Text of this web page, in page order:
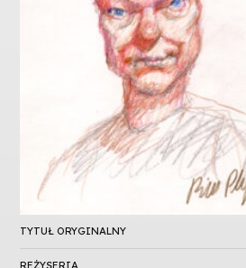
TYTUŁ ORYGINALNY
REŻYSERIA